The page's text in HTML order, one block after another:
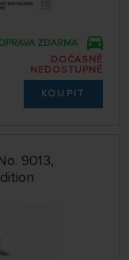
ZDARMA
DOČASNĚ
NEDOSTUPNÉ
KOUPIT
9013,